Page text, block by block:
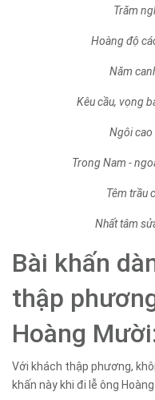
Trăm
Hoàng độ
Năm
Kêu cầu, vọng
Ngôi cao
Trong Nam -
Têm trầu
Nhất tâm
Bài khấn
thập
Hoàng
Với khách thập phương,
khấn này khi đi lễ ông